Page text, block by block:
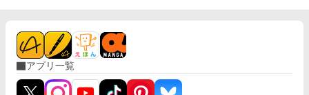
アプリ一覧